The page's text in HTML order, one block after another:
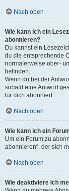
Nach oben
Wie kann ich ein
abonnieren?
Du kannst ein
du die entsprechende
normalerweise ober-
befinden.
Wenn du bei der
sobald eine Antwort
für dich abonniert.
Nach oben
Wie kann ich ein
Um ein Forum zu
abonnieren“, der sich
Nach oben
Wie deaktiviere ich